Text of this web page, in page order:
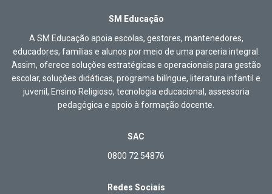
SM Educação
A SM Educação apoia escolas, gestores, mantenedores,
educadores, famílias e alunos por meio de uma parceria integral.
Assim, oferece soluções estratégicas e operacionais para gestão
escolar, soluções didáticas, programa bilíngue, literatura infantil e
juvenil, Ensino Religioso, tecnologia educacional, assessoria
pedagógica e apoio à formação docente.
SAC
0800 72 54876
Redes Sociais